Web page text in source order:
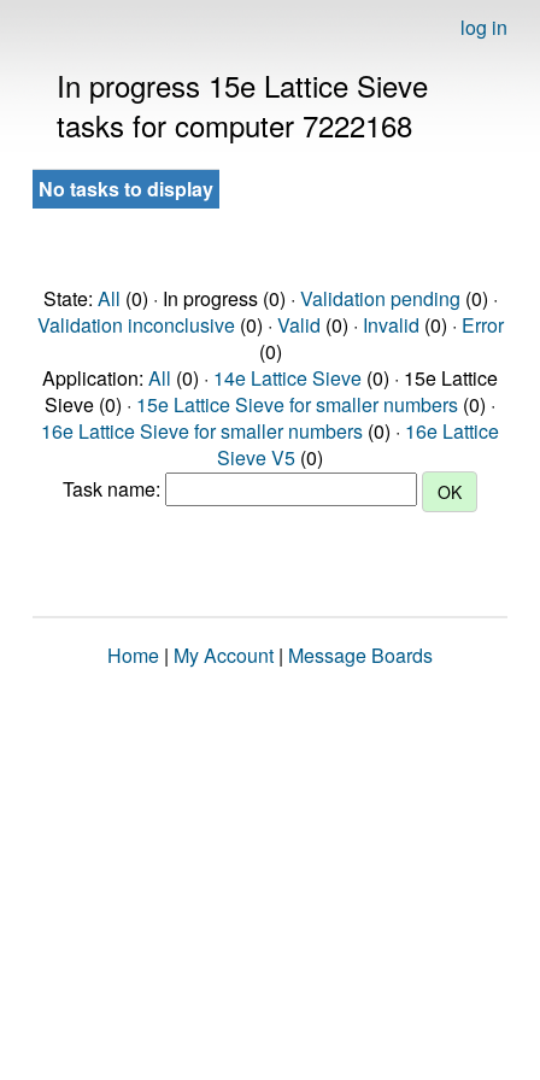
log in
In progress 15e Lattice Sieve
tasks for computer 7222168
No tasks to display
State: All (0) · In progress (0) · Validation pending (0) ·
Validation inconclusive(0) · Valid (0) · Invalid (0) · Error
(0)
Application: All (0) · 14e Lattice Sieve (0) · 15e Lattice
Sieve (0) · 15e Lattice Sieve for smaller numbers (0) ·
16e Lattice Sieve for smaller numbers (0) · 16e Lattice
Sieve V5 (0)
Task name:
Home | My Account | Message Boards